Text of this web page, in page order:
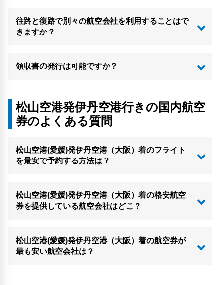
往路と復路で別々の航空会社を利用することはで
きますか？
領収書の発行は可能ですか？
松山空港発伊丹空港行きの国内航空
券のよくある質問
松山空港(愛媛)発伊丹空港（大阪）着のフライト
を最安で予約する方法は？
松山空港(愛媛)発伊丹空港（大阪）着の格安航空
券を提供している航空会社はどこ？
松山空港(愛媛)発伊丹空港（大阪）着の航空券が
最も安い航空会社は？